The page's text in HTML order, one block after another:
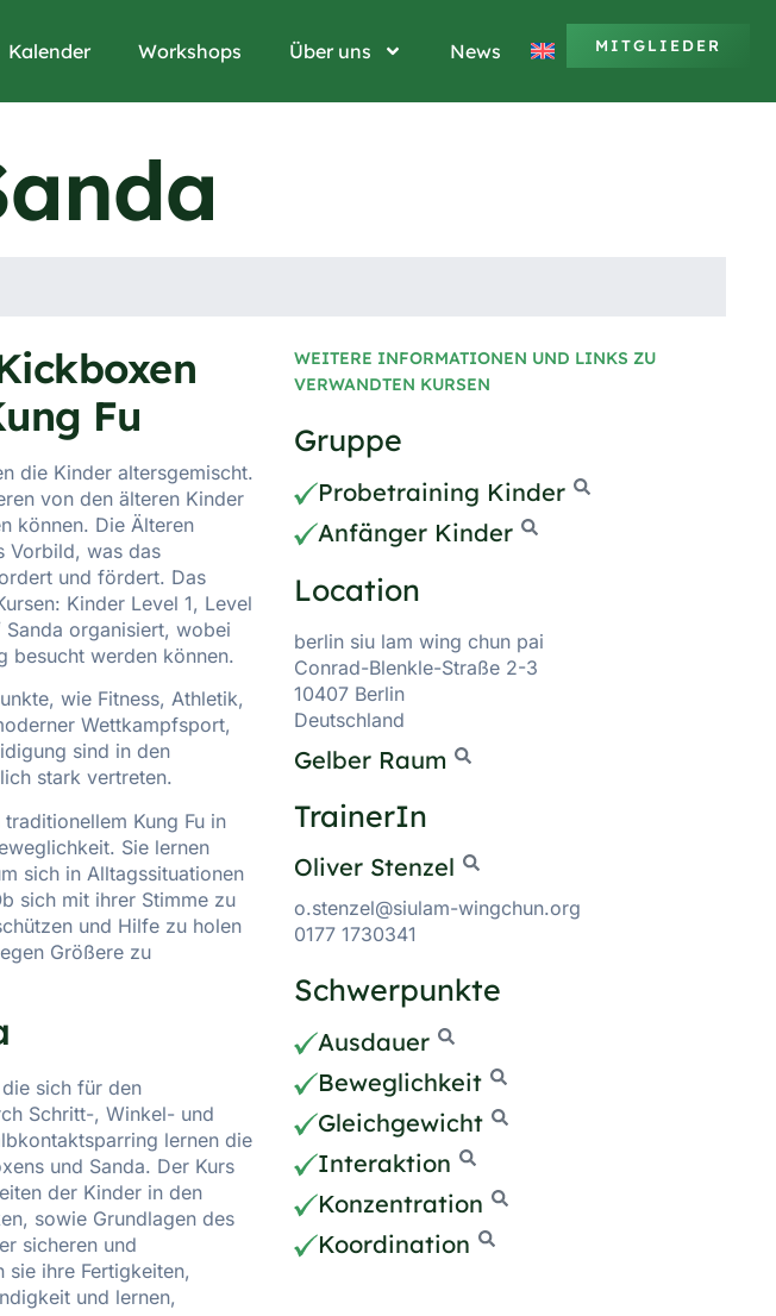
Kalender Workshops Über uns News MITGLIEDER
Fu
die Kinder altersgemischt.
von den älteren Kinder
können. Die Älteren
Vorbild, was das
und fördert. Das
Kinder Level 1, Level
organisiert, wobei
besucht werden können.
wie Fitness, Athletik,
Wettkampfsport,
sind in den
stark vertreten.
Kung Fu in
Sie lernen
sich in Alltagssituationen
sich mit ihrer Stimme zu
und Hilfe zu holen
Größere zu
sich für den
Schritt-, Winkel- und
lernen die
und Sanda. Der Kurs
der Kinder in den
sowie Grundlagen des
sicheren und
ihre Fertigkeiten,
und lernen,
WEITERE INFORMATIONEN UND LINKS ZU
VERWANDTEN KURSEN
Gruppe
Probetraining Kinder
Anfänger Kinder
Location
berlin siu lam wing chun pai
Conrad-Blenkle-Straße 2-3
10407 Berlin
Deutschland
Gelber Raum
TrainerIn
Oliver Stenzel
o.stenzel@siulam-wingchun.org
0177 1730341
Schwerpunkte
Ausdauer
Beweglichkeit
Gleichgewicht
Interaktion
Konzentration
Koordination